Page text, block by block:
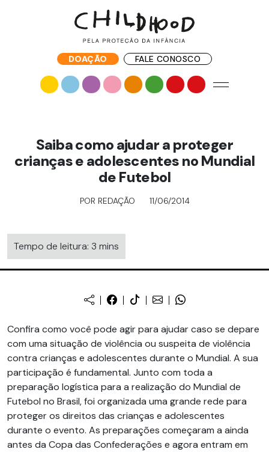
DOAÇÃO FALE CONOSCO
Saiba como ajudar a proteger
crianças e adolescentes no Mundial
de Futebol
POR REDAÇÃO 11/06/2014
Tempo de leitura: 3 mins
Confira como você pode agir para ajudar caso se depare
com uma situação de violência ou suspeita de violência
contra crianças e adolescentes durante o Mundial. A sua
participação é fundamental. Junto com toda a
preparação logística para a realização do Mundial de
Futebol no Brasil, foi organizada uma grande rede para
proteger os direitos das crianças e adolescentes
durante o evento. As preparações começaram a ainda
antes da Copa das Confederações e agora entram em